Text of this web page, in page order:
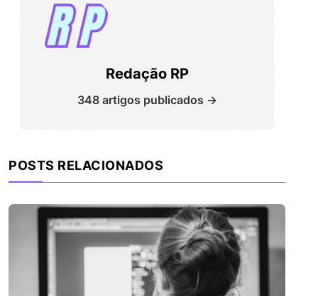
Redação RP
348 artigos publicados →
POSTS RELACIONADOS